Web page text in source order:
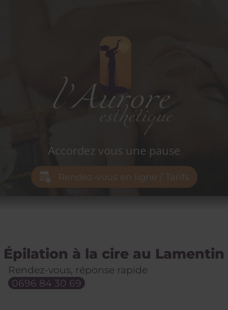
Accordez vous une pause
Rendez-vous en ligne / Tarifs
Épilation à la cire au Lamentin
Rendez-vous, réponse rapide
0696 84 30 69